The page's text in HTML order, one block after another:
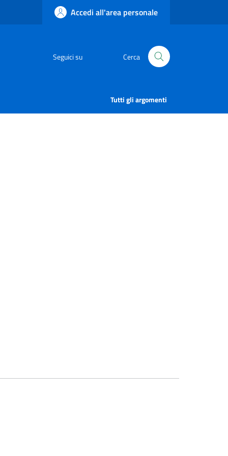
Accedi all'area personale
Seguici su Cerca
Tutti gli argomenti